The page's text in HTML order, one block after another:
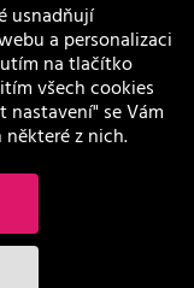
usnadňují
a personalizaci
na tlačítko
všech cookies
se Vám
z nich.